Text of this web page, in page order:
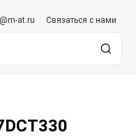
at.ru Связаться с нами